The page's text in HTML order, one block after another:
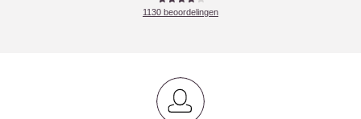
1130 beoordelingen